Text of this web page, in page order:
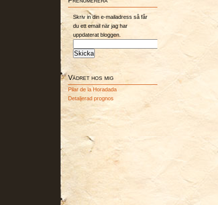
Skriv in din e-mailadress så får
du ett email när jag har
uppdaterat bloggen.
Vädret hos mig
Pilar de la Horadada
Detaljerad prognos